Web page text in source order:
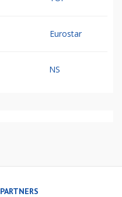
Eurostar
NS
PARTNERS